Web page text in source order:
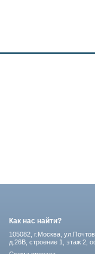
Как нас найти?
105082, г.Москва,
д.26В, строение 1, этаж 2,